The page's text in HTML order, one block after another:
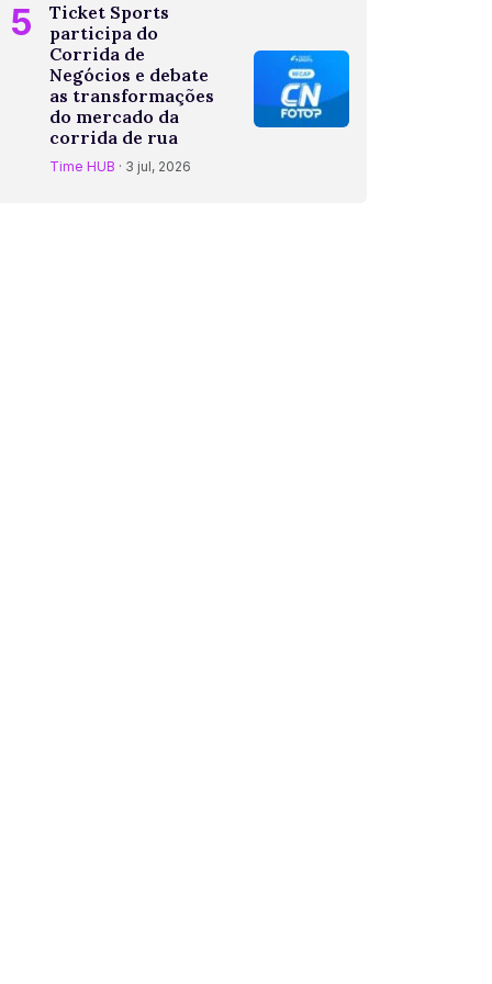
5
Ticket Sports
participa do
Corrida de
Negócios e debate
as transformações
do mercado da
corrida de rua
Time HUB · 3 jul, 2026